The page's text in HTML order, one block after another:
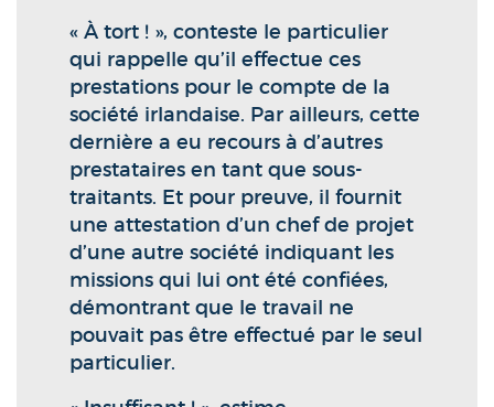
« À tort ! », conteste le particulier
qui rappelle qu’il effectue ces
prestations pour le compte de la
société irlandaise. Par ailleurs, cette
dernière a eu recours à d’autres
prestataires en tant que sous-
traitants. Et pour preuve, il fournit
une attestation d’un chef de projet
d’une autre société indiquant les
missions qui lui ont été confiées,
démontrant que le travail ne
pouvait pas être effectué par le seul
particulier.